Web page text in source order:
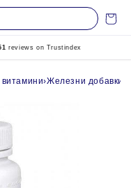
Количка
reviews on Trustindex
витамини›Железни добавки